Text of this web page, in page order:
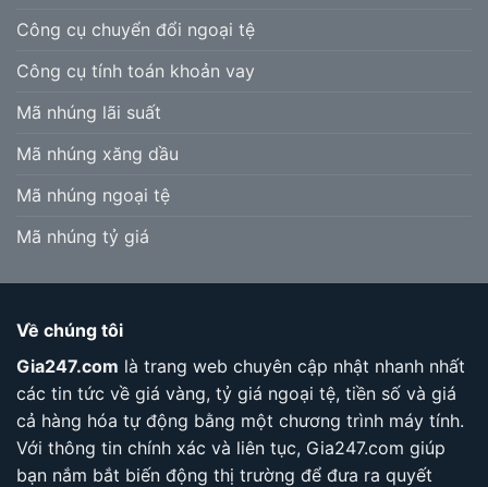
Công cụ chuyển đổi ngoại tệ
Công cụ tính toán khoản vay
Mã nhúng lãi suất
Mã nhúng xăng dầu
Mã nhúng ngoại tệ
Mã nhúng tỷ giá
Về chúng tôi
Gia247.com là trang web chuyên cập nhật nhanh nhất
các tin tức về giá vàng, tỷ giá ngoại tệ, tiền số và giá
cả hàng hóa tự động bằng một chương trình máy tính.
Với thông tin chính xác và liên tục, Gia247.com giúp
bạn nắm bắt biến động thị trường để đưa ra quyết